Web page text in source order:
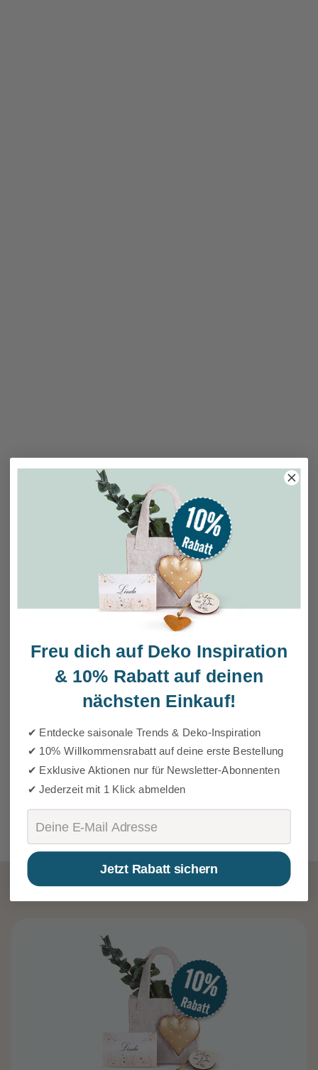
Freu dich auf Deko Inspiration
& 10% Rabatt auf deinen
nächsten Einkauf!
✔ Entdecke saisonale Trends & Deko-Inspiration
✔ 10% Willkommensrabatt auf deine erste Bestellung
✔ Exklusive Aktionen nur für Newsletter-Abonnenten
✔ Jederzeit mit 1 Klick abmelden
Jetzt Rabatt sichern